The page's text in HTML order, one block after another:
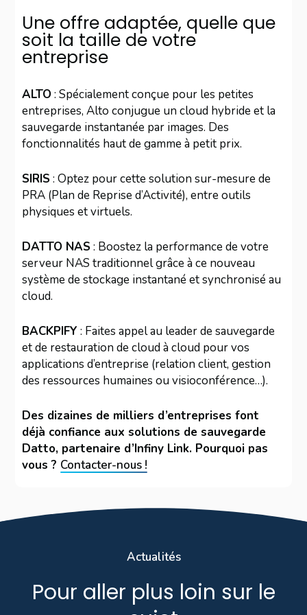
Une offre adaptée, quelle que
soit la taille de votre
entreprise
ALTO: Spécialement conçue pour les petites
entreprises, Alto conjugue un cloud hybride et la
sauvegarde instantanée par images. Des
fonctionnalités haut de gamme à petit prix.
SIRIS: Optez pour cette solution sur-mesure de
PRA (Plan de Reprise d’Activité), entre outils
physiques et virtuels.
DATTO NAS: Boostez la performance de votre
serveur NAS traditionnel grâce à ce nouveau
système de stockage instantané et synchronisé au
cloud.
BACKPIFY : Faites appel au leader de sauvegarde
et de restauration de cloud à cloud pour vos
applications d’entreprise (relation client, gestion
des ressources humaines ou visioconférence…).
Des dizaines de milliers d’entreprises font
déjà confiance aux solutions de sauvegarde
Datto, partenaire d’Infiny Link. Pourquoi pas
vous ? Contacter-nous !
Actualités
Pour aller plus loin sur le